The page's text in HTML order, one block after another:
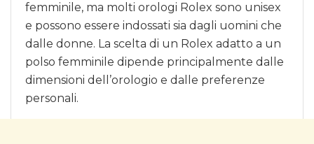
femminile, ma molti orologi Rolex sono unisex
e possono essere indossati sia dagli uomini che
dalle donne. La scelta di un Rolex adatto a un
polso femminile dipende principalmente dalle
dimensioni dell’orologio e dalle preferenze
personali.